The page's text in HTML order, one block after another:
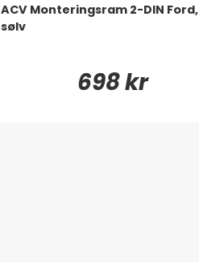
ACV Monteringsram 2-DIN Ford,
sølv
698 kr